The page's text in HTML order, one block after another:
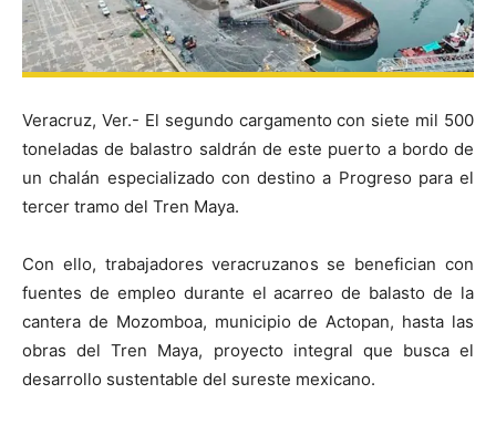
Veracruz, Ver.- El segundo cargamento con siete mil 500
toneladas de balastro saldrán de este puerto a bordo de
un chalán especializado con destino a Progreso para el
tercer tramo del Tren Maya.
Con ello, trabajadores veracruzanos se benefician con
fuentes de empleo durante el acarreo de balasto de la
cantera de Mozomboa, municipio de Actopan, hasta las
obras del Tren Maya, proyecto integral que busca el
desarrollo sustentable del sureste mexicano.